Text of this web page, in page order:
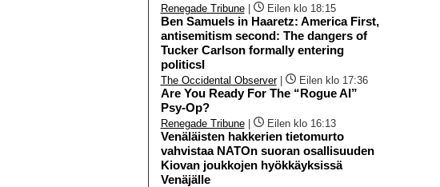
Renegade Tribune| Eilen klo 18:15
Ben Samuels in Haaretz: America First,
antisemitism second: The dangers of
Tucker Carlson formally entering
politicsI
The Occidental Observer| Eilen klo 17:36
Are You Ready For The “Rogue AI”
Psy-Op?
Renegade Tribune| Eilen klo 16:13
Venäläisten hakkerien tietomurto
vahvistaa NATOn suoran osallisuuden
Kiovan joukkojen hyökkäyksissä
Venäjälle